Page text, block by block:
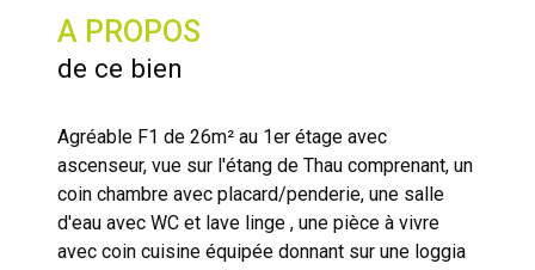
A PROPOS
de ce bien
Agréable F1 de 26m² au 1er étage avec
ascenseur, vue sur l'étang de Thau comprenant, un
coin chambre avec placard/penderie, une salle
d'eau avec WC et lave linge , une pièce à vivre
avec coin cuisine équipée donnant sur une loggia